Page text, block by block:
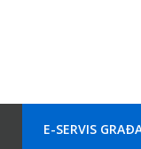
E-SERVIS